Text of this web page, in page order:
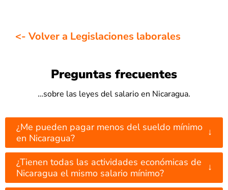
<- Volver a Legislaciones laborales
Preguntas frecuentes
…sobre las leyes del salario en Nicaragua.
¿Me pueden pagar menos del sueldo mínimo
en Nicaragua?
↓
¿Tienen todas las actividades económicas de
Nicaragua el mismo salario mínimo?
↓